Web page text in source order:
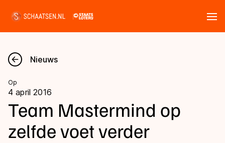
Nieuws
Kalender
Disciplines
Nieuws
Op
4 april 2016
Team Mastermind op
zelfde voet verder